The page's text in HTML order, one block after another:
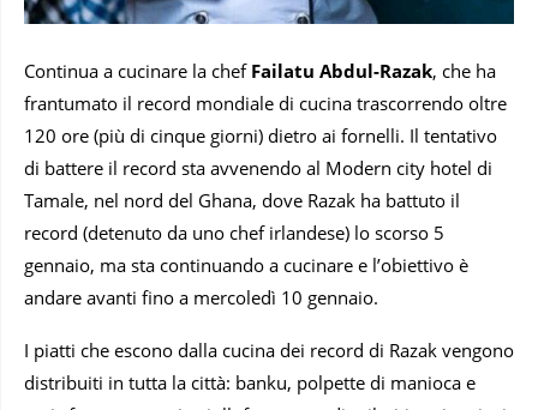
Continua a cucinare la chef Failatu Abdul-Razak, che ha
frantumato il record mondiale di cucina trascorrendo oltre
120 ore (più di cinque giorni) dietro ai fornelli. Il tentativo
di battere il record sta avvenendo al Modern city hotel di
Tamale, nel nord del Ghana, dove Razak ha battuto il
record (detenuto da uno chef irlandese) lo scorso 5
gennaio, ma sta continuando a cucinare e l’obiettivo è
andare avanti fino a mercoledì 10 gennaio.
I piatti che escono dalla cucina dei record di Razak vengono
distribuiti in tutta la città: banku, polpette di manioca e